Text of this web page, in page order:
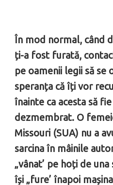
În mod normal, când
ți-a fost furată,
pe oamenii legii să se
speranța că îți vor
înainte ca acesta să
dezmembrat. O
Missouri (SUA) nu a
sarcina în mâinile
„vânat’ pe hoți de
își „fure’ înapoi